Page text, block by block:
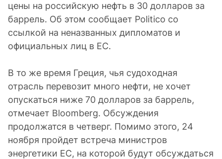
цены на российскую нефть в 30 долларов за
баррель. Об этом сообщает Politico со
ссылкой на неназванных дипломатов и
официальных лиц в ЕС.
В то же время Греция, чья судоходная
отрасль перевозит много нефти, не хочет
опускаться ниже 70 долларов за баррель,
отмечает Bloomberg. Обсуждения
продолжатся в четверг. Помимо этого, 24
ноября пройдет встреча министров
энергетики ЕС, на которой будут обсуждаться